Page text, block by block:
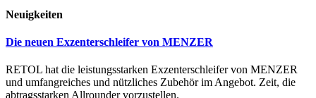
Neuigkeiten
Die neuen Exzenterschleifer von MENZER
RETOL hat die leistungsstarken Exzenterschleifer von MENZER
und umfangreiches und nützliches Zubehör im Angebot. Zeit, die
abtragsstarken Allrounder vorzustellen.